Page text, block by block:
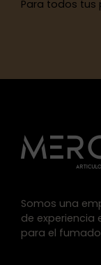
Para todos tus
Somos una
de experiencia
para el